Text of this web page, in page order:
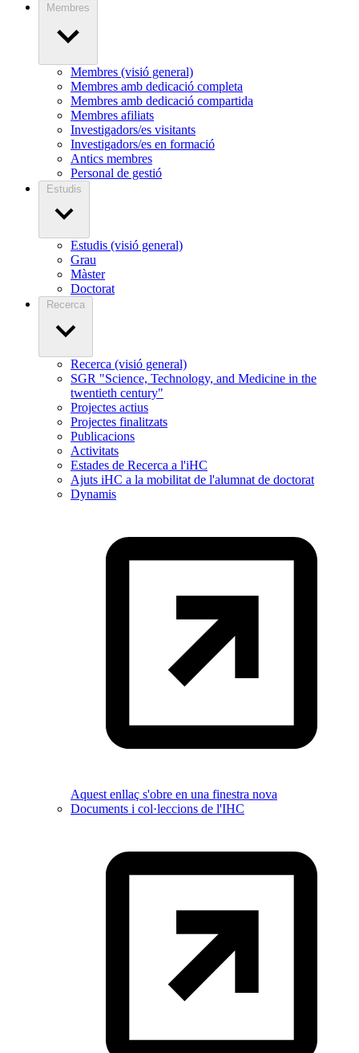
Membres
Membres (visió general)
Membres amb dedicació completa
Membres amb dedicació compartida
Membres afiliats
Investigadors/es visitants
Investigadors/es en formació
Antics membres
Personal de gestió
Estudis
Estudis (visió general)
Grau
Màster
Doctorat
Recerca
Recerca (visió general)
SGR "Science, Technology, and Medicine in the
twentieth century"
Projectes actius
Projectes finalitzats
Publicacions
Activitats
Estades de Recerca a l'iHC
Ajuts iHC a la mobilitat de l'alumnat de doctorat
Dynamis
Aquest enllaç s'obre en una finestra nova
Documents i col·leccions de l'IHC